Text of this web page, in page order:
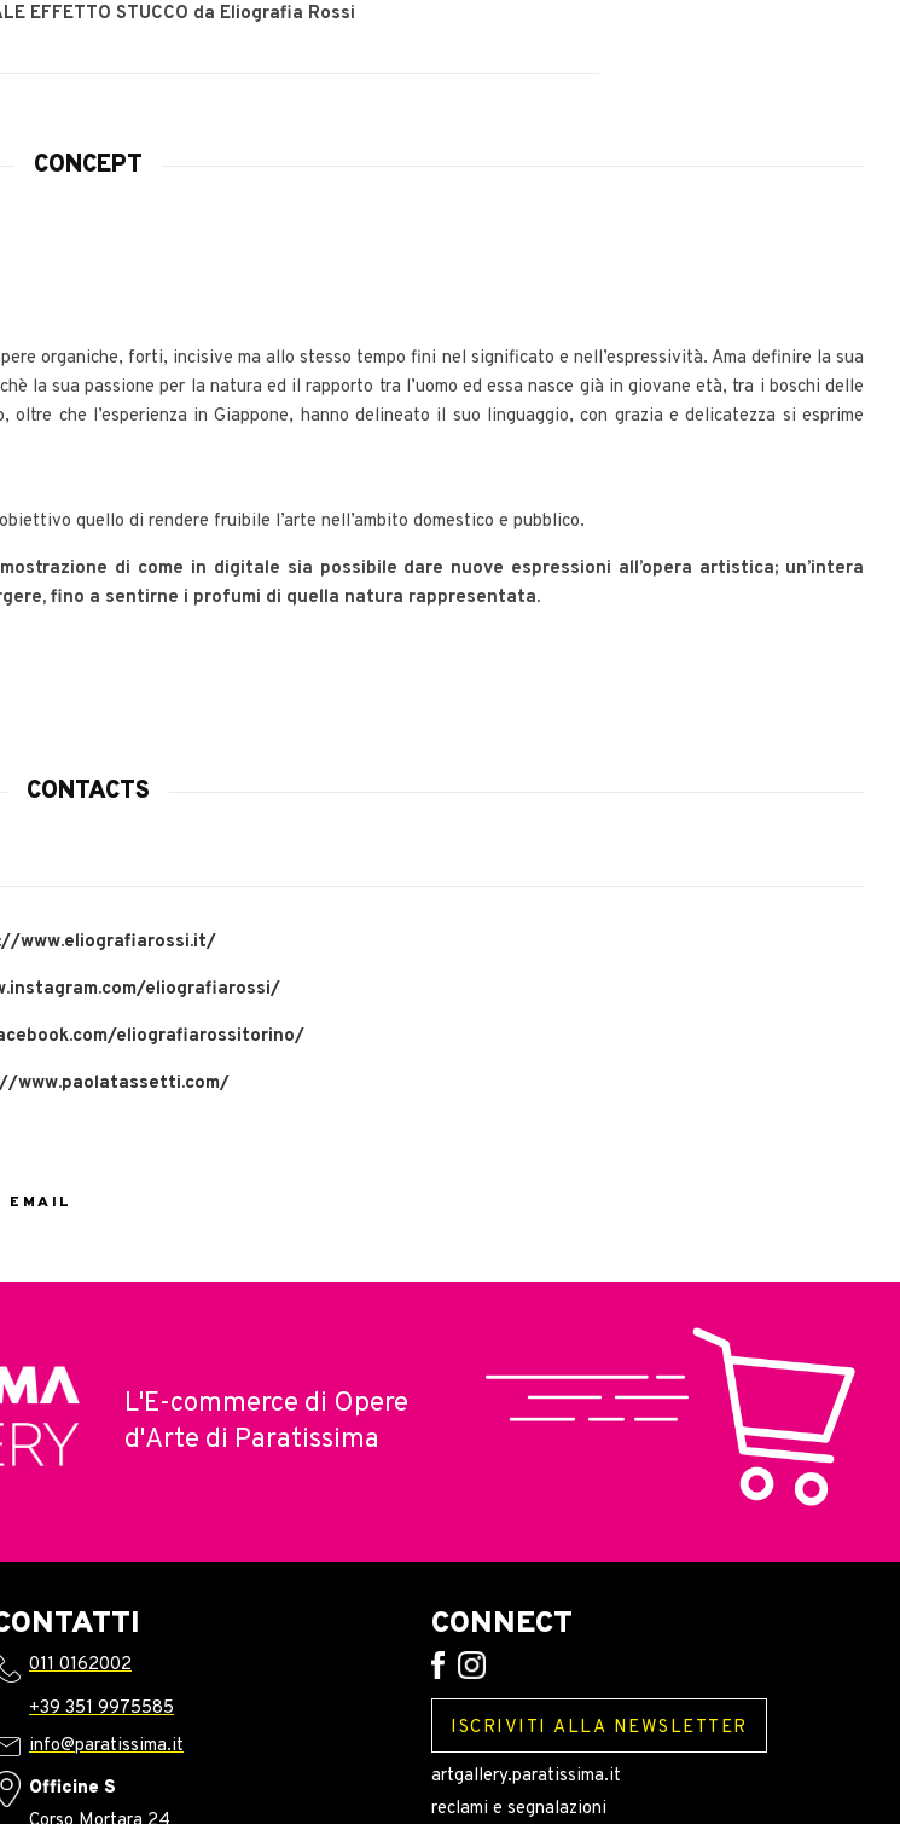
EFFETTO STUCCO da Eliografia Rossi
CONCEPT
organiche, forti, incisive ma allo stesso tempo fini nel significato e nell’espressività. Ama definire la sua
la sua passione per la natura ed il rapporto tra l’uomo ed essa nasce già in giovane età, tra i boschi delle
che l’esperienza in Giappone, hanno delineato il suo linguaggio, con grazia e delicatezza si esprime
quello di rendere fruibile l’arte nell’ambito domestico e pubblico.
di come in digitale sia possibile dare nuove espressioni all’opera artistica; un’intera
fino a sentirne i profumi di quella natura rappresentata.
CONTACTS
www.eliografiarossi.it/
eliografiarossi/
eliografiarossitorino/
www.paolatassetti.com/
EMAIL
L'E-commerce di Opere
d'Arte di Paratissima
011 0162002
+39 351 9975585
info@paratissima.it
Officine S
CONNECT
ISCRIVITI ALLA NEWSLETTER
artgallery.paratissima.it
reclami e segnalazioni